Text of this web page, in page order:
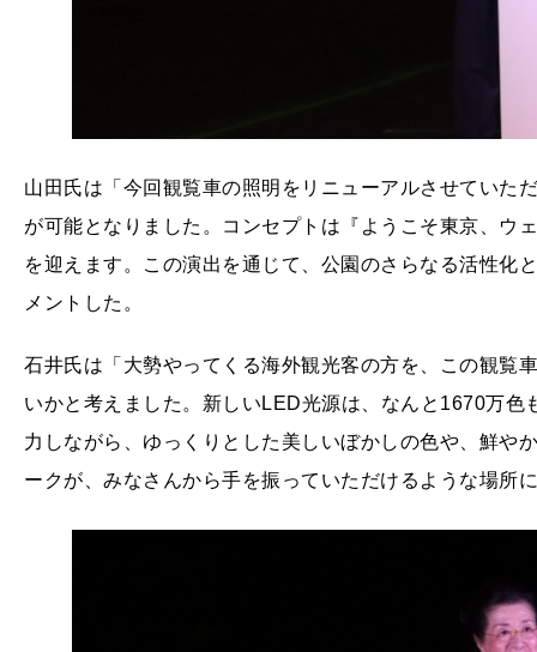
山田氏は「今回観覧車の照明をリニューアルさせていた
が可能となりました。コンセプトは『ようこそ東京、ウ
を迎えます。この演出を通じて、公園のさらなる活性化
メントした。
石井氏は「大勢やってくる海外観光客の方を、この観覧
いかと考えました。新しいLED光源は、なんと1670万
力しながら、ゆっくりとした美しいぼかしの色や、鮮や
ークが、みなさんから手を振っていただけるような場所